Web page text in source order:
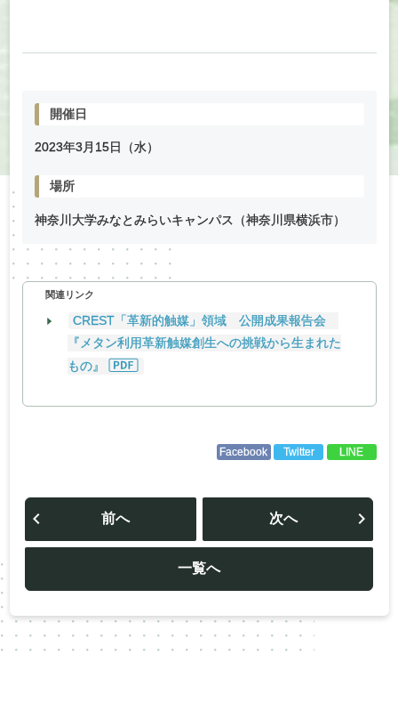
開催日
2023年3月 15日（水）
場所
神奈川大学みなとみらいキャンパス（神奈川県横浜市）
関連リンク
CREST「革新的触媒」領域 公開成果報告会
『メタン利用革新触媒創生への挑戦から生まれた
もの』
Facebook Twitter LINE
投
ビ
ー
シ
ョ
前へ
一覧へ
次へ